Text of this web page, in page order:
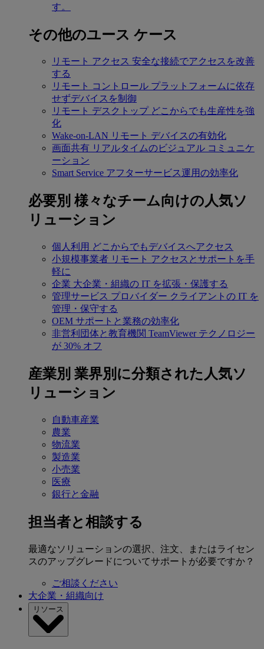
す。
その他のユース ケース
リモート アクセス 安全な接続でアクセスを改善
する
リモート コントロール プラットフォームに依存
せずデバイスを制御
リモート デスクトップ どこからでも生産性を強
化
Wake-on-LAN リモート デバイスの有効化
画面共有 リアルタイムのビジュアル コミュニケ
ーション
Smart Service アフターサービス運用の効率化
必要別 様々なチーム向けの人気ソ
リューション
個人利用 どこからでもデバイスへアクセス
小規模事業者 リモート アクセスとサポートを手
軽に
企業 大企業・組織の IT を拡張・保護する
管理サービス プロバイダー クライアントの IT を
管理・保守する
OEM サポートと業務の効率化
非営利団体と教育機関 TeamViewer テクノロジー
が 30% オフ
産業別 業界別に分類された人気ソ
リューション
自動車産業
農業
物流業
製造業
小売業
医療
銀行と金融
担当者と相談する
最適なソリューションの選択、注文、またはライセン
スのアップグレードについてサポートが必要ですか？
ご相談ください
大企業・組織向け
リソース